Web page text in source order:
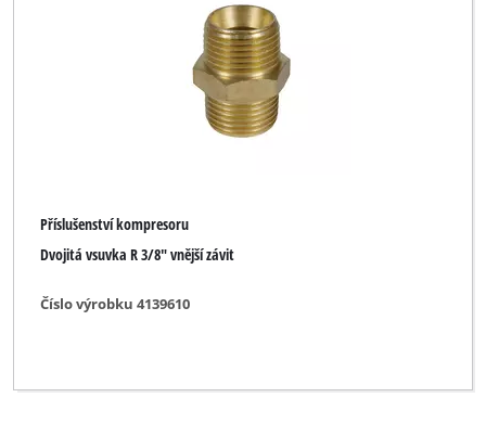
Příslušenství kompresoru
Dvojitá vsuvka R 3/8" vnější závit
Číslo výrobku 4139610